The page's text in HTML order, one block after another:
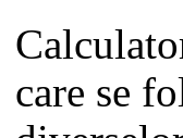
care se